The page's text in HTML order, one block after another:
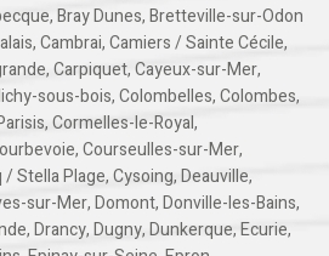
,Bray Dunes,Bretteville-sur-Odon
,Cambrai,Camiers / Sainte Cécile,
,Carpiquet,Cayeux-sur-Mer,
sous-bois,Colombelles,Colombes,
,Cormelles-le-Royal,
,Courseulles-sur-Mer,
/ Stella Plage,Cysoing,Deauville,
sur-Mer,Domont,Donville-les-Bains,
,Drancy,Dugny,Dunkerque,Ecurie,